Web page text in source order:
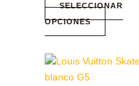
SELECCIONAR
OPCIONES
producto
Este